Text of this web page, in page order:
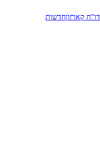
דו"ח קארזוןחדשות